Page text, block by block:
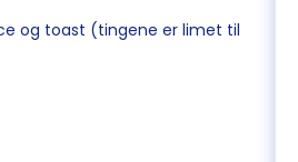
og toast (tingene er limet til